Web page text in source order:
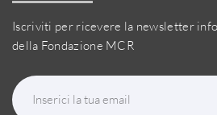
Iscriviti per ricevere la newsletter
della Fondazione MCR
Inserici la tua email